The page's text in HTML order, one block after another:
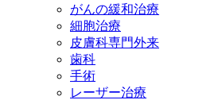
がんの緩和治療
細胞治療
皮膚科専門外来
歯科
手術
レーザー治療